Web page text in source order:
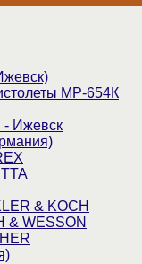
МР-654К
- Ижевск
& KOCH
& WESSON